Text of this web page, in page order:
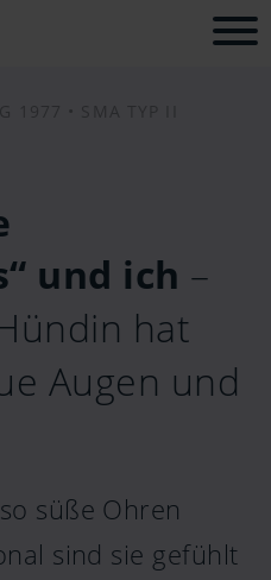
und ich –
hat
Augen und
süße Ohren
sind sie gefühlt